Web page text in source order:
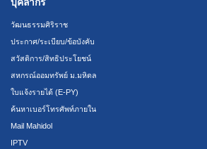
บุคลากร
วัฒนธรรมศิริราช
ประกาศ/ระเบียบ/ข้อบังคับ
สวัสดิการ/สิทธิประโยชน์
สหกรณ์ออมทรัพย์ ม.มหิดล
ใบแจ้งรายได้ (E-PY)
ค้นหาเบอร์โทรศัพท์ภายใน
Mail Mahidol
IPTV